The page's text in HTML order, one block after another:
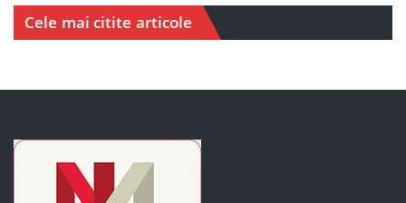
Cele mai citite articole